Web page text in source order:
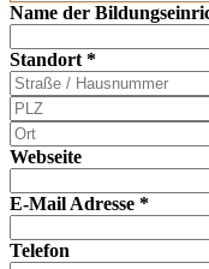
Name der
Standort *
Webseite
E-Mail Adresse *
Telefon